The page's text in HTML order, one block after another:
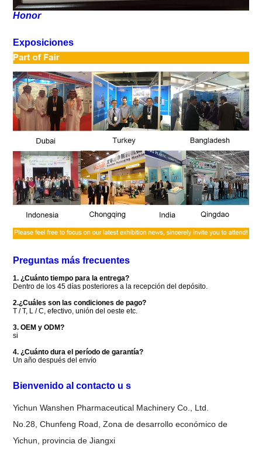
Honor
Exposiciones
Preguntas más frecuentes
1. ¿Cuánto tiempo para la entrega?
Dentro de los 45 días posteriores a la recepción del depósito.
2.¿Cuáles son las condiciones de pago?
T / T, L / C, efectivo, unión del oeste etc.
3. OEM y ODM?
si
4. ¿Cuánto dura el período de garantía?
Un año después del envío
Bienvenido al contacto us
Yichun Wanshen Pharmaceutical Machinery Co., Ltd.
No.28, Chunfeng Road, Zona de desarrollo económico de
Yichun, provincia de Jiangxi